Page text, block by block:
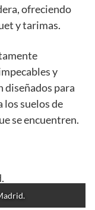
ofreciendo
y tarimas.
y
diseñados para
los suelos de
se encuentren.